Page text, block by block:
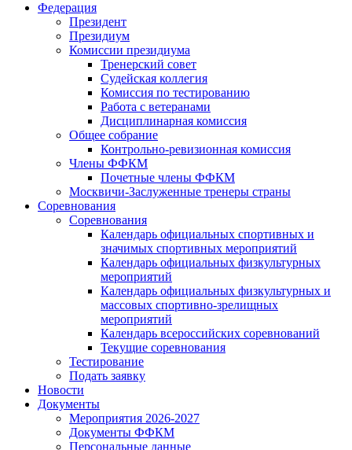
Федерация
Президент
Президиум
Комиссии президиума
Тренерский совет
Судейская коллегия
Комиссия по тестированию
Работа с ветеранами
Дисциплинарная комиссия
Общее собрание
Контрольно-ревизионная комиссия
Члены ФФКМ
Почетные члены ФФКМ
Москвичи-Заслуженные тренеры страны
Соревнования
Соревнования
Календарь официальных спортивных и
значимых спортивных мероприятий
Календарь официальных физкультурных
мероприятий
Календарь официальных физкультурных и
массовых спортивно-зрелищных
мероприятий
Календарь всероссийских соревнований
Текущие соревнования
Тестирование
Подать заявку
Новости
Документы
Мероприятия 2026-2027
Документы ФФКМ
Персональные данные